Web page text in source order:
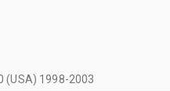
(USA) 1998-2003